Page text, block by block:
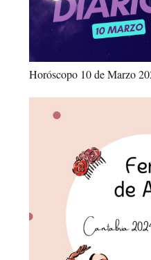
Horóscopo 10 de Marzo